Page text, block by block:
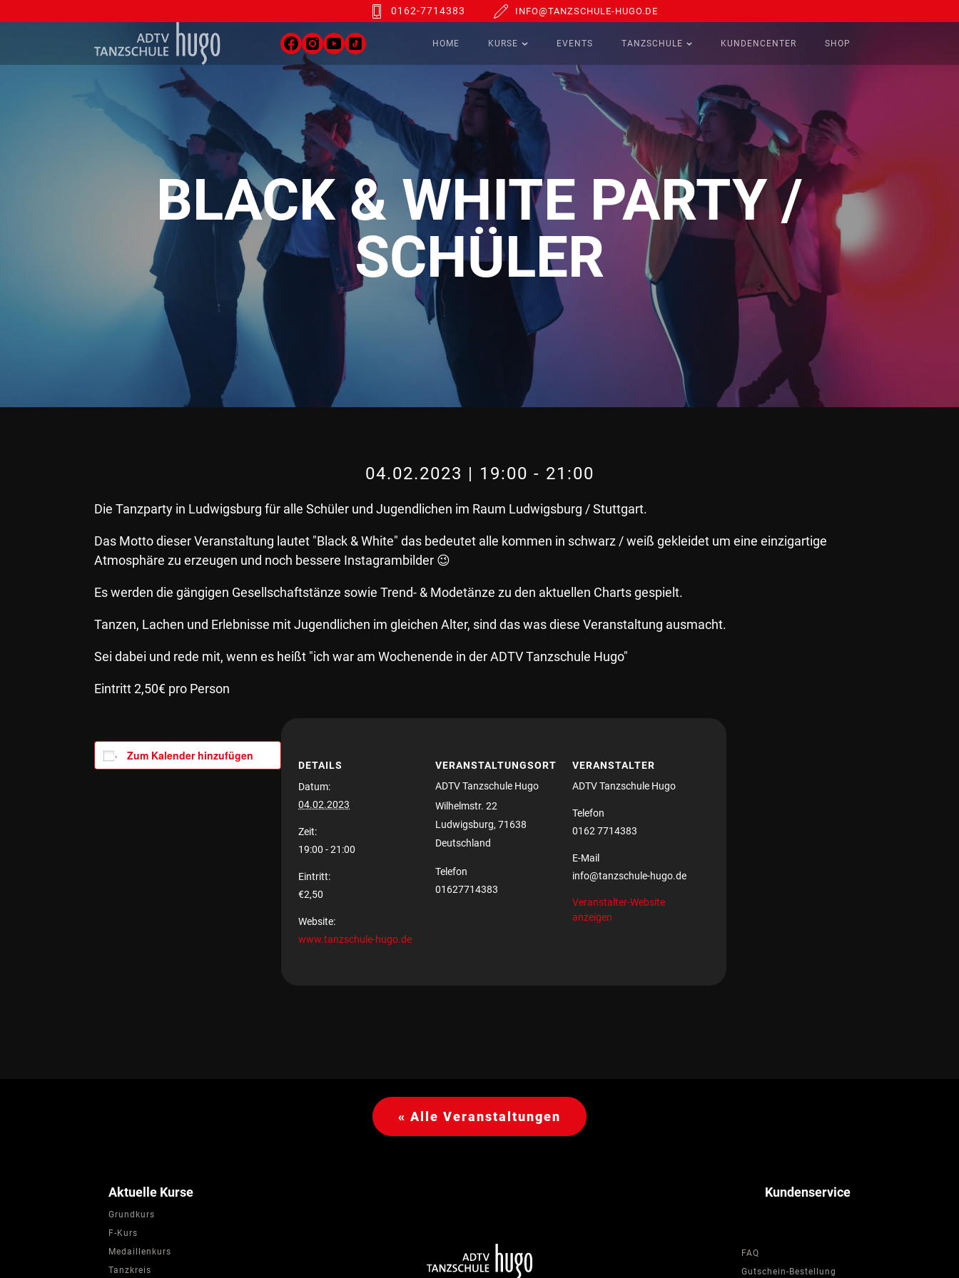
0162-7714383 INFO@TANZSCHULE-HUGO.DE
HOME KURSE EVENTS TANZSCHULE KUNDENCENTER SHOP
BLACK & WHITE PARTY /
SCHÜLER
04.02.2023 | 19:00 - 21:00
Die Tanzparty in Ludwigsburg für alle Schüler und Jugendlichen im Raum Ludwigsburg / Stuttgart.
Das Motto dieser Veranstaltung lautet "Black & White" das bedeutet alle kommen in schwarz / weiß gekleidet um eine einzigartige
Atmosphäre zu erzeugen und noch bessere Instagrambilder 😉
Es werden die gängigen Gesellschaftstänze sowie Trend- & Modetänze zu den aktuellen Charts gespielt.
Tanzen, Lachen und Erlebnisse mit Jugendlichen im gleichen Alter, sind das was diese Veranstaltung ausmacht.
Sei dabei und rede mit, wenn es heißt "ich war am Wochenende in der ADTV Tanzschule Hugo"
Eintritt 2,50€ pro Person
Zum Kalender hinzufügen
DETAILS
Datum:
04.02.2023
Zeit:
19:00 - 21:00
Eintritt:
€2,50
Website:
www.tanzschule-hugo.de
VERANSTALTUNGSORT
ADTV Tanzschule Hugo
Wilhelmstr. 22
Ludwigsburg, 71638
Deutschland
Telefon
01627714383
VERANSTALTER
ADTV Tanzschule Hugo
Telefon
0162 7714383
E-Mail
info@tanzschule-hugo.de
Veranstalter-Website
anzeigen
« Alle Veranstaltungen
Aktuelle Kurse
Grundkurs
F-Kurs
Medaillenkurs
Tanzkreis
Kundenservice
FAQ
Gutschein-Bestellung